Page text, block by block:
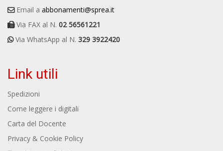
Email a abbonamenti@sprea.it
Via FAX al N. 02 56561221
Via WhatsApp al N. 329 3922420
Link utili
Spedizioni
Come leggere i digitali
Carta del Docente
Privacy & Cookie Policy